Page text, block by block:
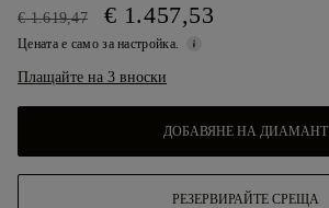
€ 1.619,47 € 1.457,53
Цената е само за настройка.
Плащайте на 3 вноски
ДОБАВЯНЕ НА ДИАМАНТ
РЕЗЕРВИРАЙТЕ СРЕЩА